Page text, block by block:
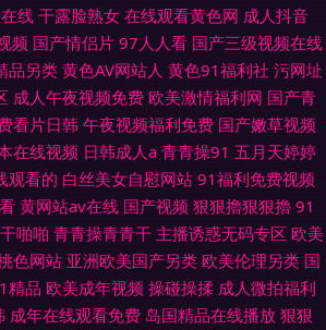
线 干露脸熟女 在线观看黄色网 成人抖音
频 国产情侣片 97人人看 国产三级视频在线
品另类 黄色AV网站人 黄色91福利社 污网址
成人午夜视频免费 欧美激情福利网 国产青
看片日韩 午夜视频福利免费 国产嫩草视频
在线视频 日韩成人a 青青操91 五月天婷婷
观看的 白丝美女自慰网站 91福利免费视频
黄网站av在线 国产视频 狠狠擼狠狠擼 91
啪啪 青青操青青干 主播诱惑无码专区 欧美
色网站 亚洲欧美国产另类 欧美伦理另类 国
精品 欧美成年视频 操碰操揉 成人微拍福利
成年在线观看免费 岛国精品在线播放 狠狠